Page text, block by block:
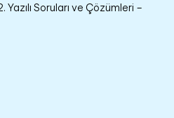
Yazılı Soruları ve Çözümleri –